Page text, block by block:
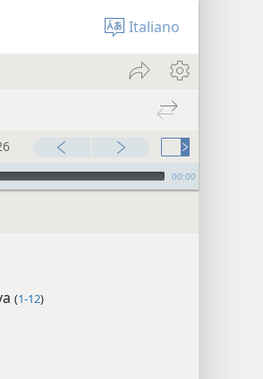
Italiano
00:00
(1-12)